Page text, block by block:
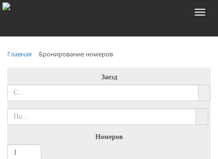
Toggle
Главная Бронирование номеров
Заезд
Номеров